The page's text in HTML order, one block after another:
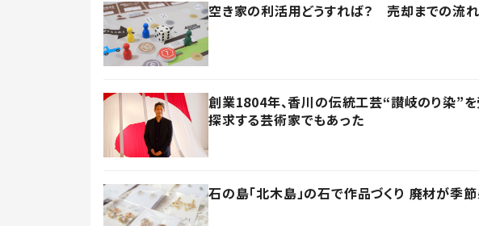
空き家の利活用どうすれば？ 売却までの流
創業1804年、香川の伝統工芸“讃岐のり染”
探求する芸術家でもあった
石の島「北木島」の